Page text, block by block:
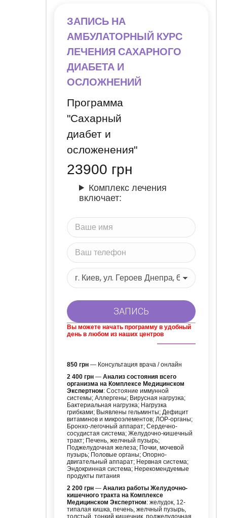
ЗАПИСЬ НА
АМБУЛАТОРНЫЙ КУРС
ЛЕЧЕНИЯ САХАРНОГО
ДИАБЕТА И
ОСЛОЖНЕНИЙ
Программа
"Сахарный
диабет и
осложенения"
23900 грн
Комплекс лечения
включает:
Вы можете начать программу в удобный
день в любом из наших центров
850 грн — Консультация врача / онлайн
2 400 грн — Анализ состояния всего
организма на Комплексе Медицинском
Экспертном: Состояние иммунной
системы; Аллергены; Вирусная нагрузка;
Бактериальная нагрузка; Нагрузка
грибками; Выявлены гельминты; Дефицит
витаминов и микроэлементов; ЛОР-органы;
Бронхо-легочный аппарат; Сердечно-
сосудистая система; Желудочно-кишечный
тракт; Печень, желчный пузырь;
Поджелудочная железа; Почки, мочевой
пузырь; Половые органы; Опорно-
двигательный аппарат; Нервная система;
Эндокринная система; Нерекомендуемые
продукты питания
2 200 грн — Анализ работы Желудочно-
кишечного тракта на Комплексе
Медицинском Экспертном: желудок, 12-
типалая кишка, печень, желчный пузырь,
толстый, тонкий кишечник, поджелудочная